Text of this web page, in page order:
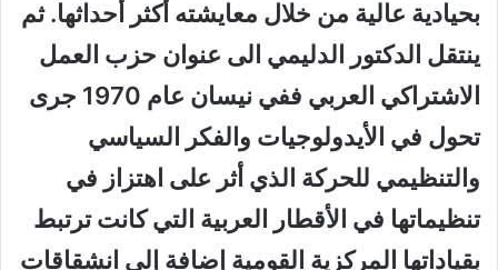
بحيادية عالية من خلال معايشته أكثر أحداثها. ثم
ينتقل الدكتور الدليمي الى عنوان حزب العمل
الاشتراكي العربي ففي نيسان عام 1970 جرى
تحول في الأيدولوجيات والفكر السياسي
والتنظيمي للحركة الذي أثر على اهتزاز في
تنظيماتها في الأقطار العربية التي كانت ترتبط
بقياداتها المركزية القومية إضافة إلى انشقاقات